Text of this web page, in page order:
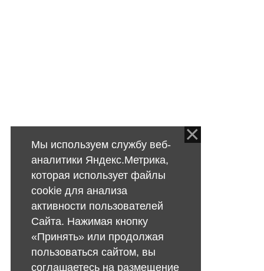
Мы используем службу веб-
аналитики Яндекс.Метрика,
которая использует файлы
cookie для анализа
активности пользователей
Сайта. Нажимая кнопку
«Принять» или продолжая
пользоваться сайтом, вы
соглашаетесь на размещение